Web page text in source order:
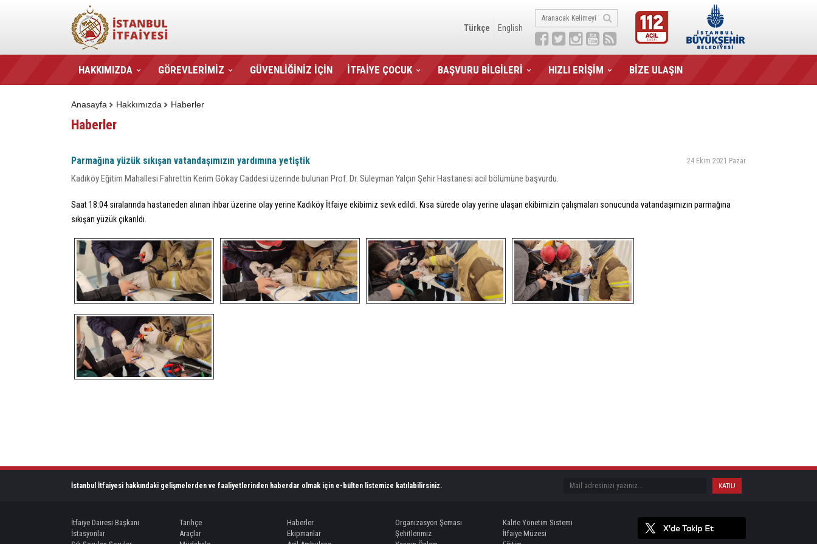
Türkçe English
HAKKIMIZDA GÖREVLERİMİZ GÜVENLİĞİNİZ İÇİN İTFAİYE ÇOCUK BAŞVURU BİLGİLERİ HIZLI ERİŞİM BİZE ULAŞIN
Haberler
Hakkımızda
Anasayfa
Haberler
Parmağına yüzük sıkışan vatandaşımızın yardımına yetiştik 24 Ekim 2021 Pazar
Kadıköy Eğitim Mahallesi Fahrettin Kerim Gökay Caddesi üzerinde bulunan Prof. Dr. Süleyman Yalçın Şehir Hastanesi acil bölümüne başvurdu.
Saat 18:04 sıralarında hastaneden alınan ihbar üzerine olay yerine Kadıköy İtfaiye ekibimiz sevk edildi. Kısa sürede olay yerine ulaşan ekibimizin çalışmaları sonucunda vatandaşımızın parmağına
sıkışan yüzük çıkarıldı.
İstanbul İtfaiyesi hakkındaki gelişmelerden ve faaliyetlerinden haberdar olmak için e-bülten listemize katılabilirsiniz.
İtfaiye Dairesi Başkanı Tarihçe Haberler Organizasyon Şeması
Kalite Yönetim Sistemi
İstasyonlar
Araçlar Ekipmanlar Şehitlerimiz
İtfaiye Müzesi